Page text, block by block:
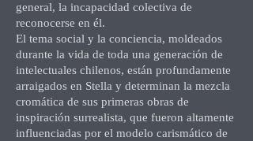
general, la incapacidad colectiva de
reconocerse en él.
El tema social y la conciencia, moldeados
durante la vida de toda una generación de
intelectuales chilenos, están profundamente
arraigados en Stella y determinan la mezcla
cromática de sus primeras obras de
inspiración surrealista, que fueron altamente
influenciadas por el modelo carismático de